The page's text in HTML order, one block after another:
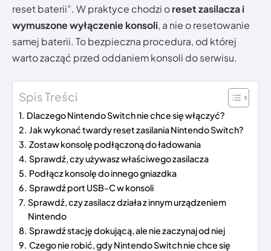
reset baterii”. W praktyce chodzi oreset zasilacza i
wymuszone wyłączenie konsoli, a nie o resetowanie
samej baterii. To bezpieczna procedura, od której
warto zacząć przed oddaniem konsoli do serwisu.
Spis Treści
Dlaczego Nintendo Switch nie chce się włączyć?
Jak wykonać twardy reset zasilania Nintendo Switch?
Zostaw konsolę podłączoną do ładowania
Sprawdź, czy używasz właściwego zasilacza
Podłącz konsolę do innego gniazdka
Sprawdź port USB-C w konsoli
Sprawdź, czy zasilacz działa z innym urządzeniem
Nintendo
Sprawdź stację dokującą, ale nie zaczynaj od niej
Czego nie robić, gdy Nintendo Switch nie chce się